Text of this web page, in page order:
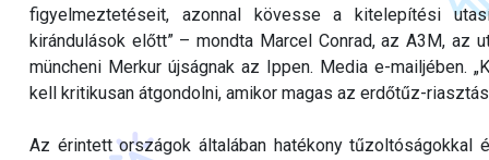
figyelmeztetéseit, azonnal kövesse a kitelepítési
kirándulások előtt” – mondta Marcel Conrad, az A3M,
müncheni Merkur újságnak az Ippen. Media e-mailjében.
kell kritikusan átgondolni, amikor magas az erdőtűz-
Az érintett országok általában hatékony